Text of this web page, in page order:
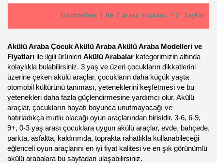
Gösterilen: 1 ile 7 arası, toplam: 7 (1 Sayfa)
Akülü Araba Çocuk Akülü Araba Akülü Araba Modelleri ve
Fiyatları ile ilgili ürünleri Akülü Arabalar kategorimizin altında
kolaylıkla bulabilirsiniz. 3 yaş ve üzeri çocukların dikkatlerini
üzerine çeken akülü araçlar, çocukların daha küçük yaşta
otomobil kültürünü tanıması, yeteneklerini keşfetmesi ve bu
yetenekleri daha fazla güçlendirmesine yardımcı olur. Akülü
araçlar, çocukların hayatı boyunca unutmayacağı ve
hatırladıkça mutlu olacağı oyun araçlarından birisidir. 3-6, 6-9,
9+, 0-3 yaş arası çocuklara uygun akülü araçlar, evde, bahçede,
parkta, asfaltta, kaldırımda, toprakta rahatlıkla kullanabileceği
eğlenceli oyun araçlarını en iyi fiyat kalitesi ve en şık görünümlü
akülü arabalara bu sayfadan ulaşabilirsiniz.